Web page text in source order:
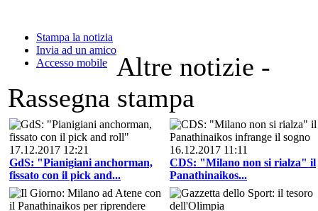
Stampa la notizia
Invia ad un amico
Accesso mobile
Altre notizie -
Rassegna stampa
17.12.2017 12:21
GdS: "Pianigiani anchorman,
fissato con il pick and...
16.12.2017 11:11
CDS: "Milano non si rialza" il
Panathinaikos...